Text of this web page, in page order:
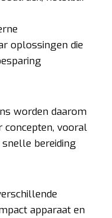
oplossingen die
worden daarom
concepten, vooral
bereiding
apparaat en